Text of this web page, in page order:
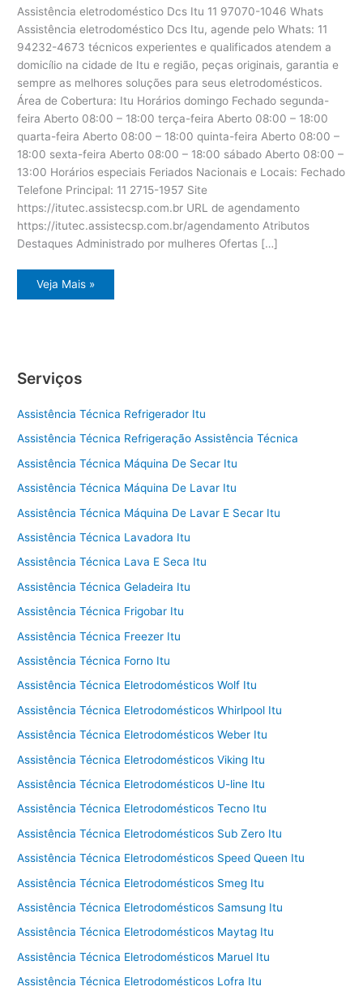
Assistência eletrodoméstico Dcs Itu 11 97070-1046 Whats
Assistência eletrodoméstico Dcs Itu, agende pelo Whats: 11
94232-4673 técnicos experientes e qualificados atendem a
domicílio na cidade de Itu e região, peças originais, garantia e
sempre as melhores soluções para seus eletrodomésticos.
Área de Cobertura: Itu Horários domingo Fechado segunda-
feira Aberto 08:00 – 18:00 terça-feira Aberto 08:00 – 18:00
quarta-feira Aberto 08:00 – 18:00 quinta-feira Aberto 08:00 –
18:00 sexta-feira Aberto 08:00 – 18:00 sábado Aberto 08:00 –
13:00 Horários especiais Feriados Nacionais e Locais: Fechado
Telefone Principal: 11 2715-1957 Site
https://itutec.assistecsp.com.br URL de agendamento
https://itutec.assistecsp.com.br/agendamento Atributos
Destaques Administrado por mulheres Ofertas […]
Assistência
eletrodoméstico
Veja Mais »
Serviços
Assistência Técnica Refrigerador Itu
Assistência Técnica Refrigeração Assistência Técnica
Assistência Técnica Máquina De Secar Itu
Assistência Técnica Máquina De Lavar Itu
Assistência Técnica Máquina De Lavar E Secar Itu
Assistência Técnica Lavadora Itu
Assistência Técnica Lava E Seca Itu
Assistência Técnica Geladeira Itu
Assistência Técnica Frigobar Itu
Assistência Técnica Freezer Itu
Assistência Técnica Forno Itu
Assistência Técnica Eletrodomésticos Wolf Itu
Assistência Técnica Eletrodomésticos Whirlpool Itu
Assistência Técnica Eletrodomésticos Weber Itu
Assistência Técnica Eletrodomésticos Viking Itu
Assistência Técnica Eletrodomésticos U-line Itu
Assistência Técnica Eletrodomésticos Tecno Itu
Assistência Técnica Eletrodomésticos Sub Zero Itu
Assistência Técnica Eletrodomésticos Speed Queen Itu
Assistência Técnica Eletrodomésticos Smeg Itu
Assistência Técnica Eletrodomésticos Samsung Itu
Assistência Técnica Eletrodomésticos Maytag Itu
Assistência Técnica Eletrodomésticos Maruel Itu
Assistência Técnica Eletrodomésticos Lofra Itu